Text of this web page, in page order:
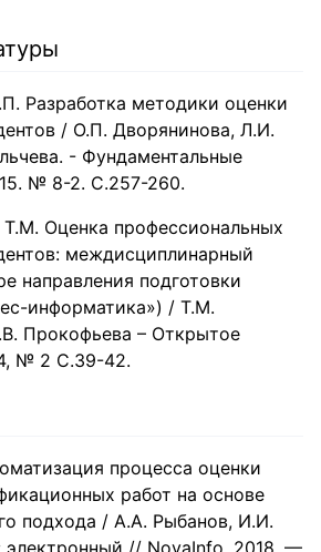
Разработка методики оценки
/ О.П. Дворянинова, Л.И.
- Фундаментальные
№ 8-2. С.257-260.
Оценка профессиональных
междисциплинарный
направления подготовки
информатика») / Т.М.
Прокофьева – Открытое
№ 2 С.39-42.
процесса оценки
работ на основе
подхода / А.А. Рыбанов, И.И.
// NovaInfo, 2018. —